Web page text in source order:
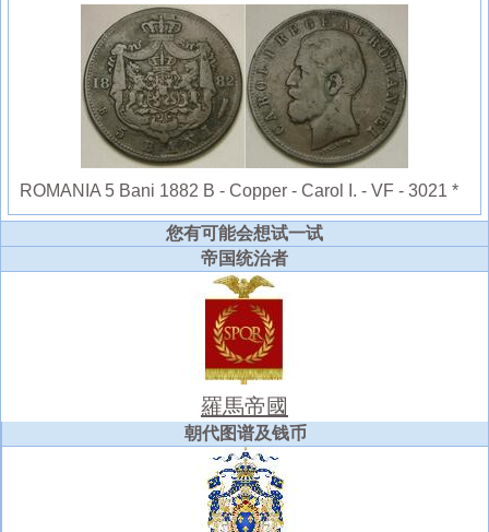
ROMANIA 5 Bani 1882 B - Copper - Carol I. - VF - 3021 *
您有可能会想试一试
帝国统治者
羅馬帝國
朝代图谱及钱币